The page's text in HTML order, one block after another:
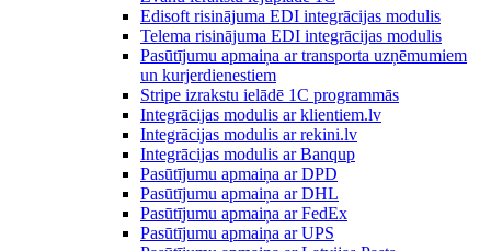
Edisoft risinājuma EDI integrācijas modulis
Telema risinājuma EDI integrācijas modulis
Pasūtījumu apmaiņa ar transporta uzņēmumiem
un kurjerdienestiem
Stripe izrakstu ielādē 1C programmās
Integrācijas modulis ar klientiem.lv
Integrācijas modulis ar rekini.lv
Integrācijas modulis ar Banqup
Pasūtījumu apmaiņa ar DPD
Pasūtījumu apmaiņa ar DHL
Pasūtījumu apmaiņa ar FedEx
Pasūtījumu apmaiņa ar UPS